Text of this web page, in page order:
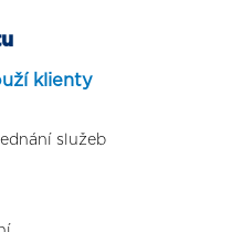
klienty
služeb